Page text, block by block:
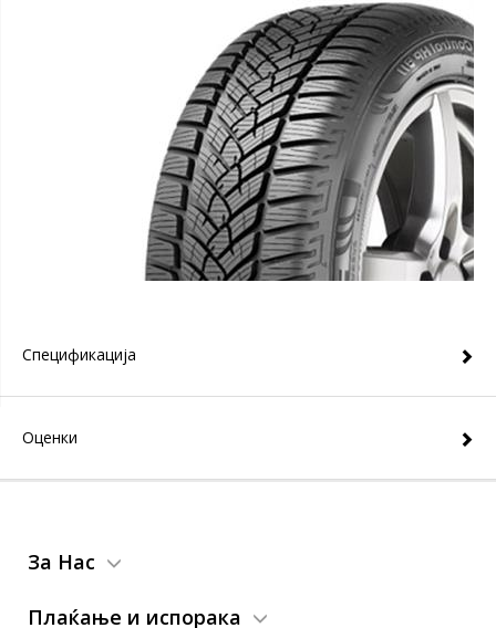
Спецификација
Оценки
За Нас
Плаќање и испорака